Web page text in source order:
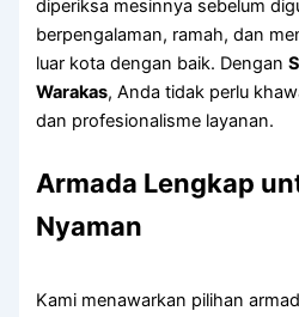
diperiksa mesinnya sebelum
berpengalaman, ramah, dan
luar kota dengan baik. Dengan
Warakas, Anda tidak perlu
dan profesionalisme layanan.
Armada Lengkap
Nyaman
Kami menawarkan pilihan